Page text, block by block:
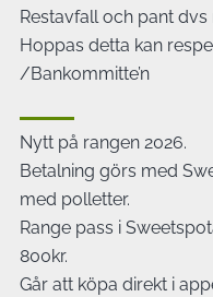
Restavfall och pant
Hoppas detta kan
/Bankommitte’n
Nytt på rangen 2026.
Betalning görs med
med polletter.
Range pass i
800kr.
Går att köpa direkt i